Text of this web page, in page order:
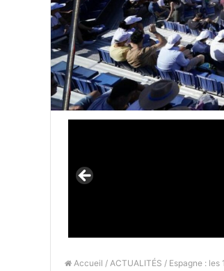
Accueil / ACTUALITÉS / Espagne :